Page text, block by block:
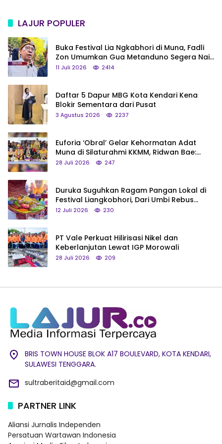
LAJUR POPULER
Buka Festival Lia Ngkabhori di Muna, Fadli
Zon Umumkan Gua Metanduno Segera Naik
Status Jadi Cagar Budaya Nasional
11 Juli 2026 2414
Daftar 5 Dapur MBG Kota Kendari Kena
Blokir Sementara dari Pusat
3 Agustus 2026 2237
Euforia ‘Obral’ Gelar Kehormatan Adat
Muna di Silaturahmi KKMM, Ridwan Bae:
Saya Bukan Tipe Begitu, Belum Pantas!
28 Juli 2026 247
Duruka Suguhkan Ragam Pangan Lokal di
Festival Liangkobhori, Dari Umbi Rebus
hingga Tumpeng Beras Muna
12 Juli 2026 230
PT Vale Perkuat Hilirisasi Nikel dan
Keberlanjutan Lewat IGP Morowali
28 Juli 2026 209
BRIS TOWN HOUSE BLOK A17 BOULEVARD, KOTA KENDARI,
SULAWESI TENGGARA.
sultraberitaid@gmail.com
PARTNER LINK
Aliansi Jurnalis Independen
Persatuan Wartawan Indonesia